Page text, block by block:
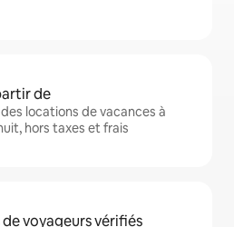
de
locations de vacances à
hors taxes et frais
voyageurs vérifiés